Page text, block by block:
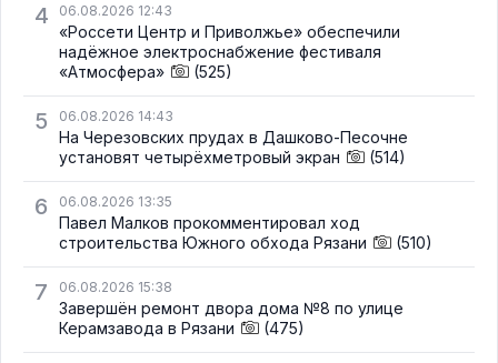
4 06.08.2026 12:43
«Россети Центр и Приволжье» обеспечили
надёжное электроснабжение фестиваля
«Атмосфера»
(525)
5 06.08.2026 14:43
На Черезовских прудах в Дашково-Песочне
установят четырёхметровый экран
(514)
6 06.08.2026 13:35
Павел Малков прокомментировал ход
строительства Южного обхода Рязани
(510)
7 06.08.2026 15:38
Завершён ремонт двора дома №8 по улице
Керамзавода в Рязани
(475)